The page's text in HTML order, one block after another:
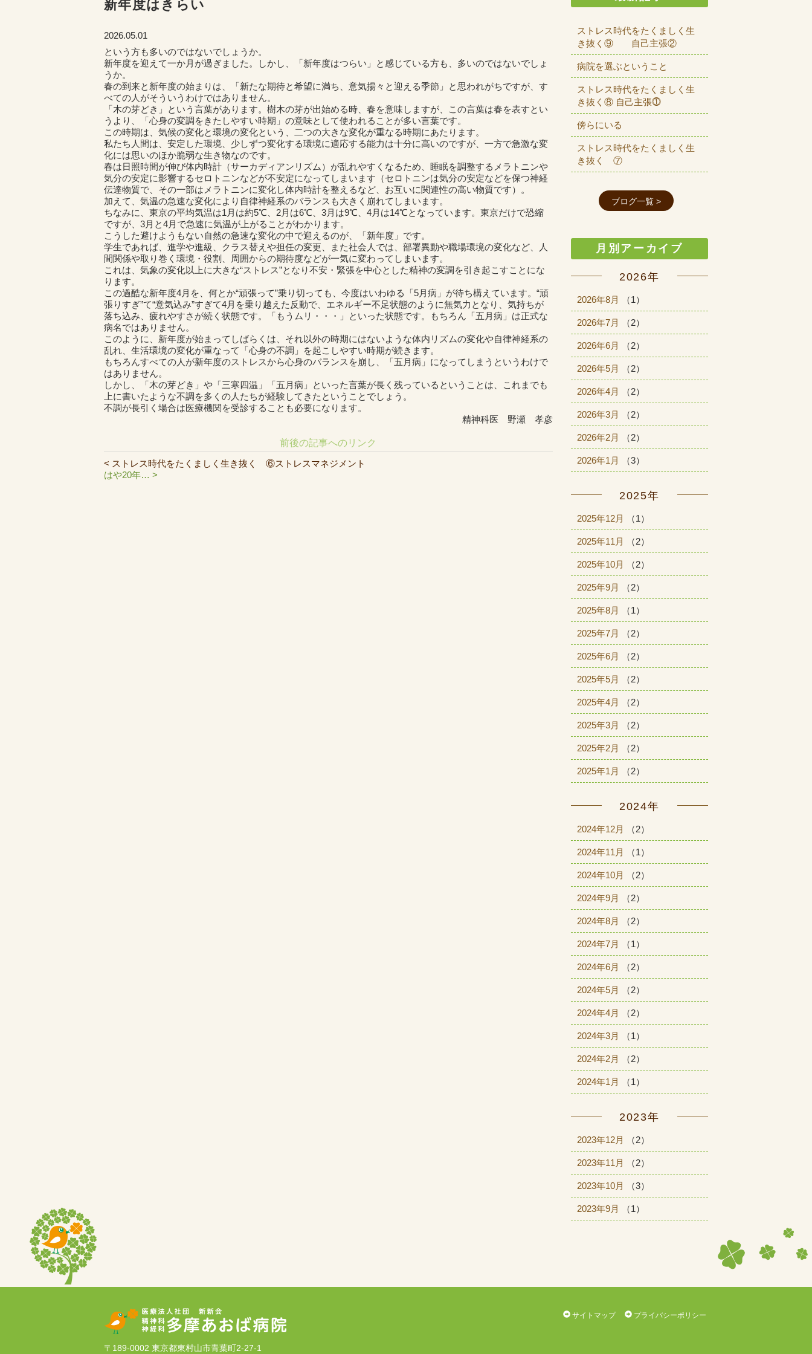
新年度はきらい
2026.05.01
という方も多いのではないでしょうか。
新年度を迎えて一か月が過ぎました。しかし、「新年度はつらい」と感じている方も、多いのではないでしょ
うか。
春の到来と新年度の始まりは、「新たな期待と希望に満ち、意気揚々と迎える季節」と思われがちですが、す
べての人がそういうわけではありません。
「木の芽どき」という言葉があります。樹木の芽が出始める時、春を意味しますが、この言葉は春を表すとい
うより、「心身の変調をきたしやすい時期」の意味として使われることが多い言葉です。
この時期は、気候の変化と環境の変化という、二つの大きな変化が重なる時期にあたります。
私たち人間は、安定した環境、少しずつ変化する環境に適応する能力は十分に高いのですが、一方で急激な変
化には思いのほか脆弱な生き物なのです。
春は日照時間が伸び体内時計（サーカディアンリズム）が乱れやすくなるため、睡眠を調整するメラトニンや
気分の安定に影響するセロトニンなどが不安定になってしまいます（セロトニンは気分の安定などを保つ神経
伝達物質で、その一部はメラトニンに変化し体内時計を整えるなど、お互いに関連性の高い物質です）。
加えて、気温の急速な変化により自律神経系のバランスも大きく崩れてしまいます。
ちなみに、東京の平均気温は1月は約5℃、2月は6℃、3月は9℃、4月は14℃となっています。東京だけで恐縮
ですが、3月と4月で急速に気温が上がることがわかります。
こうした避けようもない自然の急速な変化の中で迎えるのが、「新年度」です。
学生であれば、進学や進級、クラス替えや担任の変更、また社会人では、部署異動や職場環境の変化など、人
間関係や取り巻く環境・役割、周囲からの期待度などが一気に変わってしまいます。
これは、気象の変化以上に大きな“ストレス”となり不安・緊張を中心とした精神の変調を引き起こすことにな
ります。
この過酷な新年度4月を、何とか“頑張って”乗り切っても、今度はいわゆる「5月病」が待ち構えています。“頑
張りすぎ”て“意気込み”すぎて4月を乗り越えた反動で、エネルギー不足状態のように無気力となり、気持ちが
落ち込み、疲れやすさが続く状態です。「もうムリ・・・」といった状態です。もちろん「五月病」は正式な
病名ではありません。
このように、新年度が始まってしばらくは、それ以外の時期にはないような体内リズムの変化や自律神経系の
乱れ、生活環境の変化が重なって「心身の不調」を起こしやすい時期が続きます。
もちろんすべての人が新年度のストレスから心身のバランスを崩し、「五月病」になってしまうというわけで
はありません。
しかし、「木の芽どき」や「三寒四温」「五月病」といった言葉が長く残っているということは、これまでも
上に書いたような不調を多くの人たちが経験してきたということでしょう。
不調が長引く場合は医療機関を受診することも必要になります。
精神科医 野瀬 孝彦
前後の記事へのリンク
< ストレス時代をたくましく生き抜く ⑥ストレスマネジメント
はや20年… >
ストレス時代をたくましく生
き抜く⑨ 自己主張②
病院を選ぶということ
ストレス時代をたくましく生
き抜く⑧ 自己主張⓵
傍らにいる
ストレス時代をたくましく生
き抜く ⑦
ブログ一覧 >
月別アーカイブ
2026年
2026年8月 （1）
2026年7月 （2）
2026年6月 （2）
2026年5月 （2）
2026年4月 （2）
2026年3月 （2）
2026年2月 （2）
2026年1月 （3）
2025年
2025年12月 （1）
2025年11月 （2）
2025年10月 （2）
2025年9月 （2）
2025年8月 （1）
2025年7月 （2）
2025年6月 （2）
2025年5月 （2）
2025年4月 （2）
2025年3月 （2）
2025年2月 （2）
2025年1月 （2）
2024年
2024年12月 （2）
2024年11月 （1）
2024年10月 （2）
2024年9月 （2）
2024年8月 （2）
2024年7月 （1）
2024年6月 （2）
2024年5月 （2）
2024年4月 （2）
2024年3月 （1）
2024年2月 （2）
2024年1月 （1）
2023年
2023年12月 （2）
2023年11月 （2）
2023年10月 （3）
2023年9月 （1）
〒189-0002 東京都東村山市青葉町2-27-1
サイトマップ プライバシーポリシー